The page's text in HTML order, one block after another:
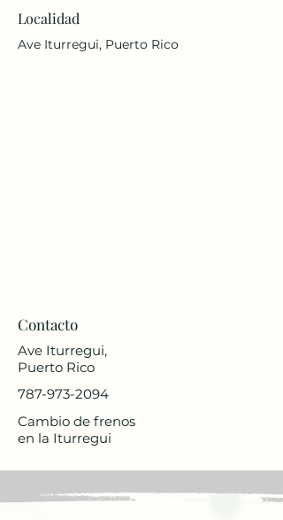
Localidad
Ave Iturregui, Puerto Rico
Contacto
Ave Iturregui,
Puerto Rico
787-973-2094
Cambio de frenos
en la Iturregui